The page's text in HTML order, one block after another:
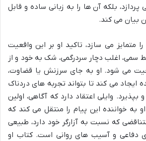
بلکه آن ها را به زبانی ساده و قابل
بیان می کند.
را متمایز می سازد، تاکید او بر این واقعیت
سمی، اغلب دچار سردرگمی، شک به خود و از
می شود. او به جای سرزنش یا قضاوت،
ایجاد می کند تا بتواند تجربه های دردناک
بپذیرد. وایلی اعتقاد دارد که آگاهی، اولین
به خواننده این پیام را منتقل می کند که
که نسبت به آزارگر خود دارد، طبیعی
دفاعی و آسیب های روانی است. کتاب او